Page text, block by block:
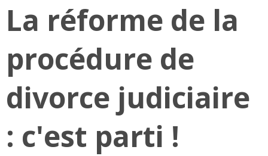
La réforme de la
procédure de
divorce judiciaire
: c'est parti !